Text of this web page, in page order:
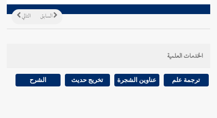
التالي السابق
الخدمات العلمية
ترجمة علم عناوين الشجرة تخريج حديث الشرح